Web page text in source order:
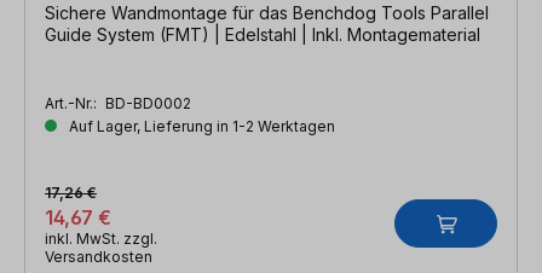
Sichere Wandmontage für das Benchdog Tools Parallel
Guide System (FMT) | Edelstahl | Inkl. Montagematerial
Art.-Nr.: BD-BD0002
Auf Lager, Lieferung in 1-2 Werktagen
14,67 €
17,26 €
inkl. MwSt. zzgl.
Versandkosten